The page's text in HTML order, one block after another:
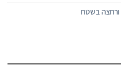
ורחצה בשטח